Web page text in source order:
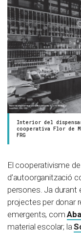
Interior del
cooperativa Flor de
FRG
El cooperativisme
d’autoorganització
persones. Ja durant
projectes per donar
emergents, com
material escolar; la